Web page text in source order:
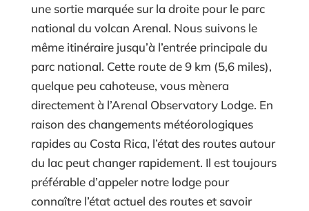
une sortie marquée sur la droite pour le parc
national du volcan Arenal. Nous suivons le
même itinéraire jusqu’à l’entrée principale du
parc national. Cette route de 9 km (5,6 miles),
quelque peu cahoteuse, vous mènera
directement à l’Arenal Observatory Lodge. En
raison des changements météorologiques
rapides au Costa Rica, l’état des routes autour
du lac peut changer rapidement. Il est toujours
préférable d’appeler notre lodge pour
connaître l’état actuel des routes et savoir